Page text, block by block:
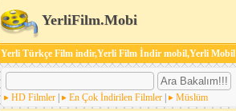
YerliFilm.Mobi
Yerli Türkçe Film indir,Yerli Film İndir mobil,Yerli Mobil
HD Filmler En Çok İndirilen Filmler
Müslüm